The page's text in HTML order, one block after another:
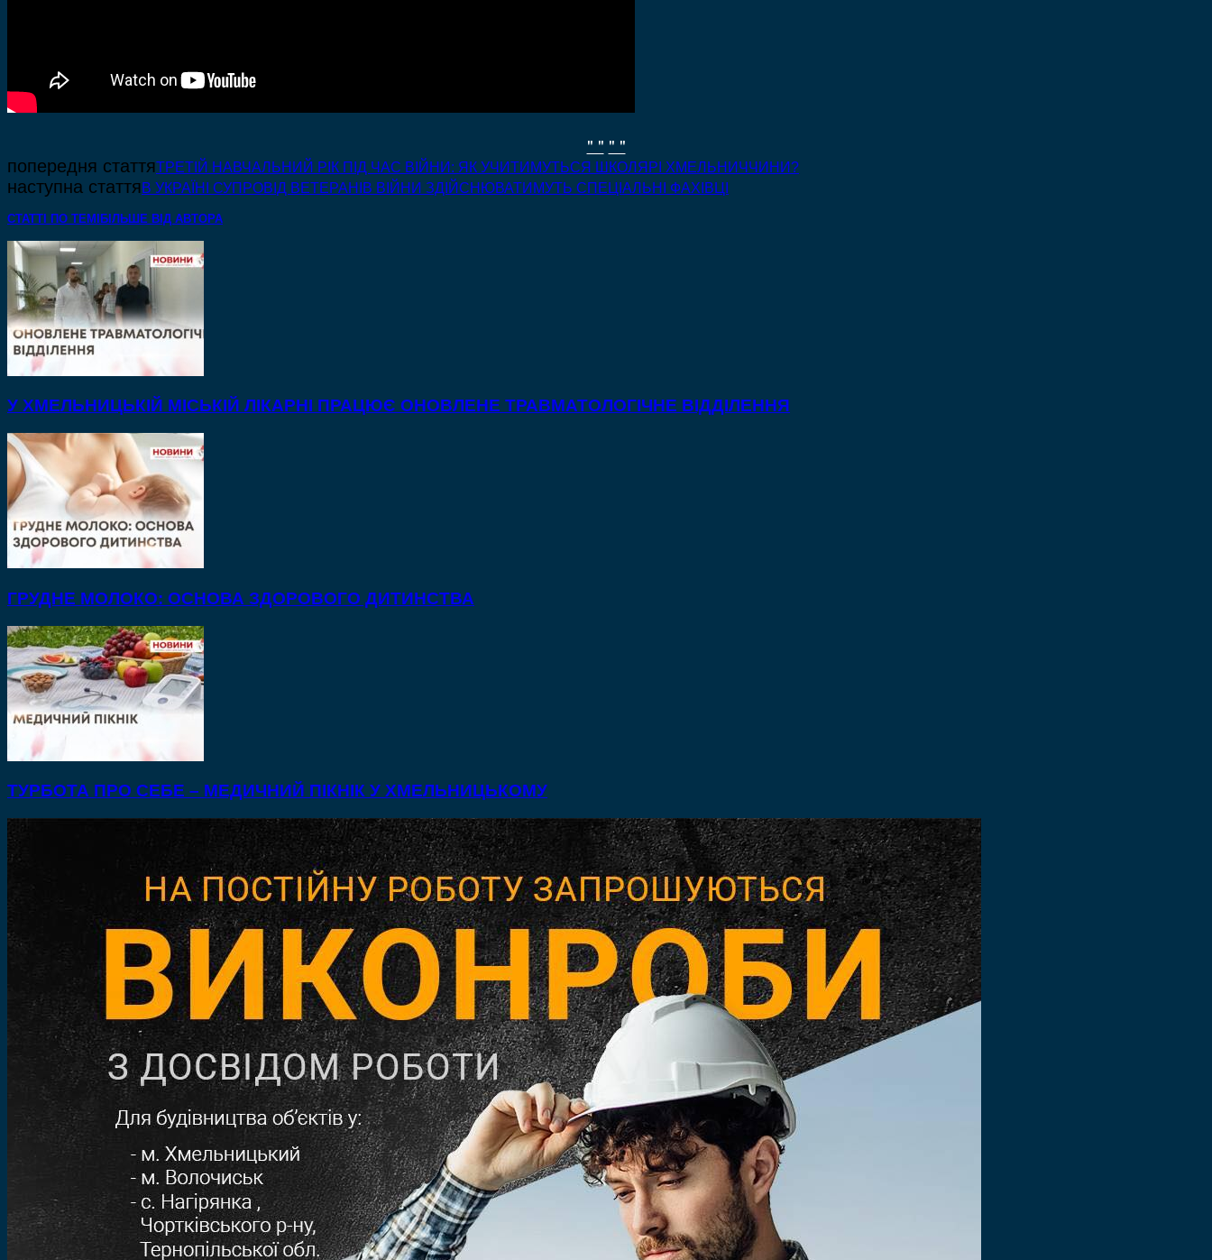
" " " "
попередня статтяТРЕТІЙ НАВЧАЛЬНИЙ РІК ПІД ЧАС ВІЙНИ: ЯК УЧИТИМУТЬСЯ ШКОЛЯРІ ХМЕЛЬНИЧЧИНИ?
наступна статтяВ УКРАЇНІ СУПРОВІД ВЕТЕРАНІВ ВІЙНИ ЗДІЙСНЮВАТИМУТЬ СПЕЦІАЛЬНІ ФАХІВЦІ
СТАТТІ ПО ТЕМІ БІЛЬШЕ ВІД АВТОРА
У ХМЕЛЬНИЦЬКІЙ МІСЬКІЙ ЛІКАРНІ ПРАЦЮЄ ОНОВЛЕНЕ ТРАВМАТОЛОГІЧНЕ ВІДДІЛЕННЯ
ГРУДНЕ МОЛОКО: ОСНОВА ЗДОРОВОГО ДИТИНСТВА
ТУРБОТА ПРО СЕБЕ – МЕДИЧНИЙ ПІКНІК У ХМЕЛЬНИЦЬКОМУ